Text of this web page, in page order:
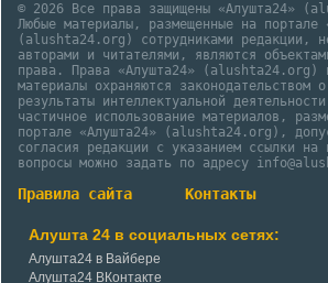
© 2026 Все права защищены «Алушта24»
Любые материалы, размещенные на портале
(alushta24.org) сотрудниками редакции,
авторами и читателями, являются
права. Права «Алушта24» (alushta24.org)
материалы охраняются законодательством
результаты интеллектуальной
частичное использование материалов,
портале «Алушта24» (alushta24.org),
согласия редакции с указанием ссылки на
вопросы можно задать по адресу
Правила сайта Контакты
Алушта 24 в социальных сетях:
Алушта24 в Вайбере
Алушта24 ВКонтакте